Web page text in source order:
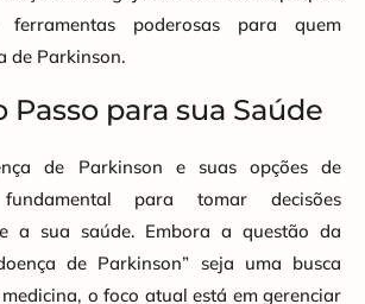
ferramentas poderosas para quem
de Parkinson.
Passo para sua Saúde
de Parkinson e suas opções de
para tomar decisões
a sua saúde. Embora a questão da
de Parkinson” seja uma busca
o foco atual está em gerenciar